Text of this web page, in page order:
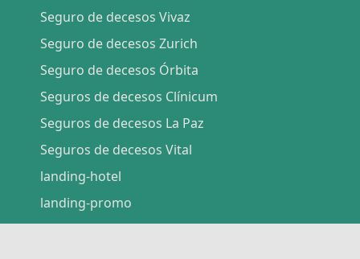
Seguro de decesos Vivaz
Seguro de decesos Zurich
Seguro de decesos Órbita
Seguros de decesos Clínicum
Seguros de decesos La Paz
Seguros de decesos Vital
landing-hotel
landing-promo